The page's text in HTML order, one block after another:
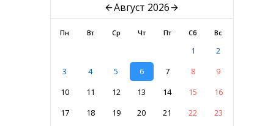
Август 2026
Пн Вт Ср Чт Пт Сб Вс
1
2
3
4 5 6 7 8
9
10
11 12 13 14 15
16
17
18 19 20 21 22
23